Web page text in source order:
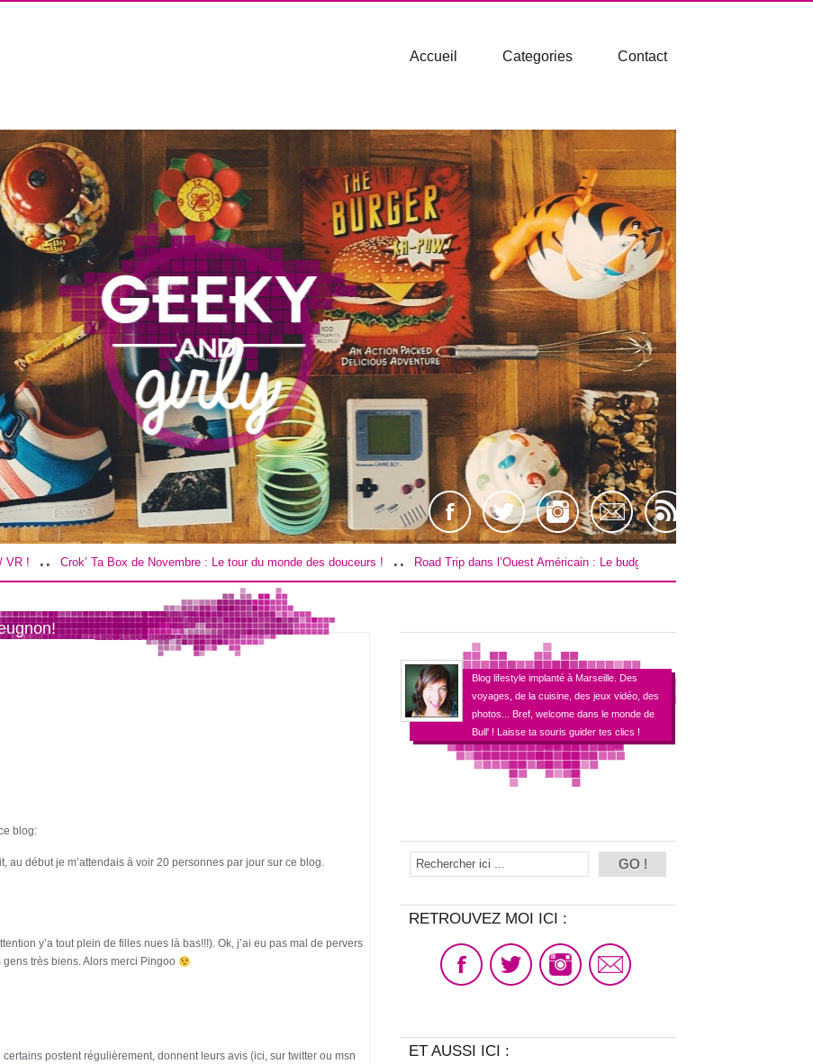
Accueil Categories Contact
Crok’ Ta Box de Novembre : Le tour du monde des douceurs ! .. Road Trip dans l’Ouest Américain : Le budget ! .. [TEST] Farpoint sur PS4 / VR !
blog:
au début je m’attendais à voir 20 personnes par jour sur ce blog.
y’a tout plein de filles nues là bas!!!). Ok, j’ai eu pas mal de pervers
très biens. Alors merci Pingoo
postent régulièrement, donnent leurs avis (ici, sur twitter ou msn
Blog lifestyle implanté à Marseille. Des
voyages, de la cuisine, des jeux vidéo, des
photos... Bref, welcome dans le monde de
Bull' ! Laisse ta souris guider tes clics !
RETROUVEZ MOI ICI :
ET AUSSI ICI :